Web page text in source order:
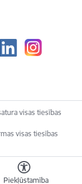
Piekļūstamība
visas tiesības
visas tiesības